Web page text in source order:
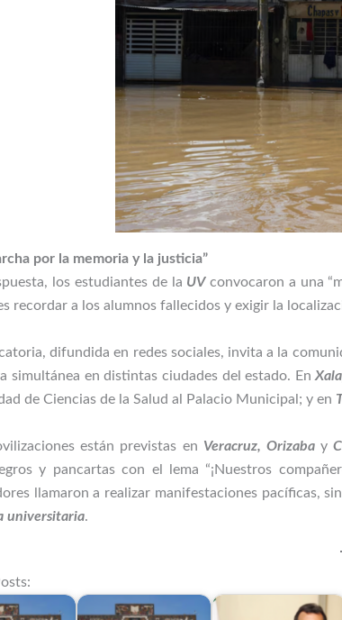
por la memoria y la justicia”
los estudiantes de la UVconvocaron a una
recordar a los alumnos fallecidos y exigir la
difundida en redes sociales, invita a la
simultánea en distintas ciudades del estado. En
de Ciencias de la Salud al Palacio Municipal; y en
están previstas en Veracruz, Orizaba y
y pancartas con el lema “¡Nuestros
llamaron a realizar manifestaciones pacíficas,
universitaria.